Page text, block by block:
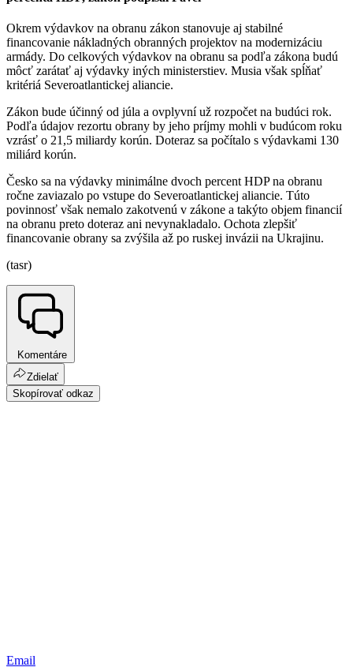
Okrem výdavkov na obranu zákon stanovuje aj stabilné
financovanie nákladných obranných projektov na modernizáciu
armády. Do celkových výdavkov na obranu sa podľa zákona budú
môcť zarátať aj výdavky iných ministerstiev. Musia však spĺňať
kritériá Severoatlantickej aliancie.
Zákon bude účinný od júla a ovplyvní už rozpočet na budúci rok.
Podľa údajov rezortu obrany by jeho príjmy mohli v budúcom roku
vzrásť o 21,5 miliardy korún. Doteraz sa počítalo s výdavkami 130
miliárd korún.
Česko sa na výdavky minimálne dvoch percent HDP na obranu
ročne zaviazalo po vstupe do Severoatlantickej aliancie. Túto
povinnosť však nemalo zakotvenú v zákone a takýto objem financií
na obranu preto doteraz ani nevynakladalo. Ochota zlepšiť
financovanie obrany sa zvýšila až po ruskej invázii na Ukrajinu.
(tasr)
Komentáre
Zdielať
Skopírovať odkaz
Email